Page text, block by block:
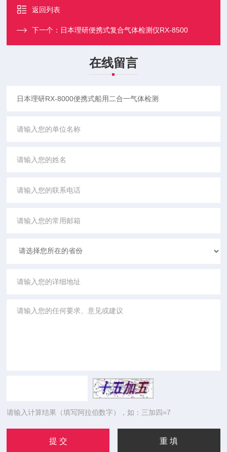
返回列表
下一个： 日本理研便携式复合气体检测仪RX-8500
在线留言
请输入计算结果（填写阿拉伯数字），如：三加四=7